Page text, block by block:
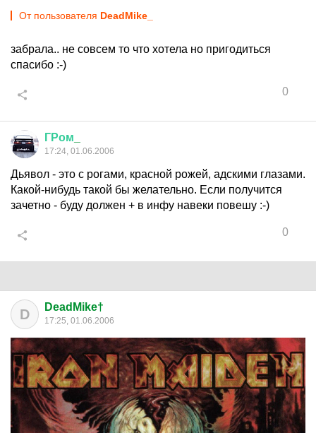
От пользователя DeadMike_
забрала.. не совсем то что хотела но пригодиться
спасибо :-)
0
ГРом
17:24, 01.06.2006
Дьявол - это с рогами, красной рожей, адскими глазами.
Какой-нибудь такой бы желательно. Если получится
зачетно - буду должен + в инфу навеки повешу :-)
0
D DeadMike†
17:25, 01.06.2006